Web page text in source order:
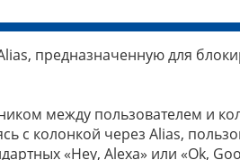
предназначенную для
между пользователем и
с колонкой через Alias,
«Hey, Alexa» или «Ok,